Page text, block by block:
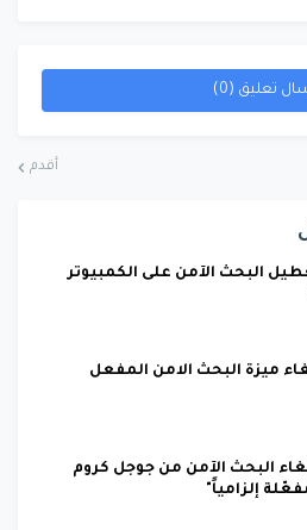
تعليق (0)
أقدم
البحث الآمن على الكمبيوتر
ميزة البحث الامن المفعل
البحث الآمن من جوجل كروم
إلزامياً"